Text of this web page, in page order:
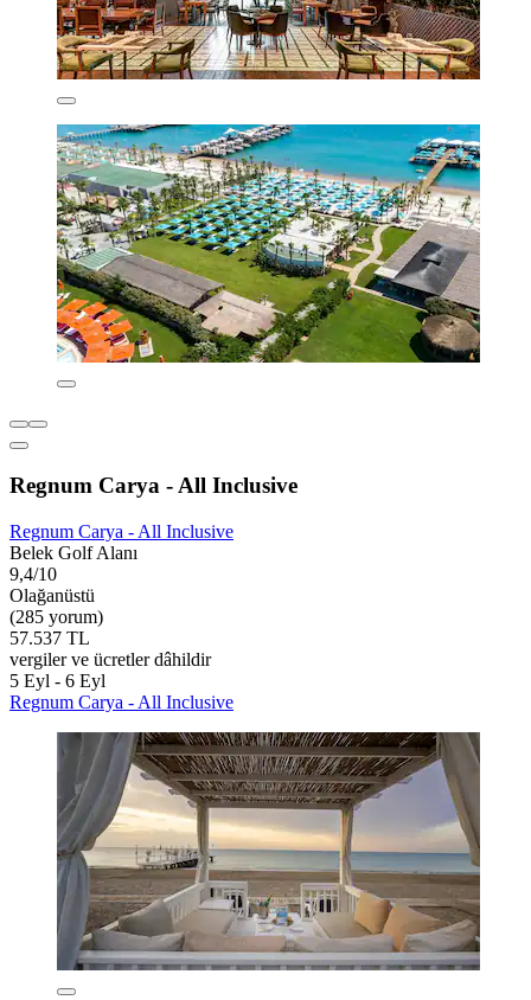
Regnum Carya - All Inclusive
Regnum Carya - All Inclusive
Belek Golf Alanı
9,4/10
Olağanüstü
(285 yorum)
57.537 TL
vergiler ve ücretler dâhildir
5 Eyl - 6 Eyl
Regnum Carya - All Inclusive